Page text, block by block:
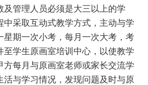
及管理人员必须是大三以上的学
中采取互动式教学方式，主动与学
星期一次小考，每月一次大考，考
至学生原画室培训中心，以使教学
方每月与原画室老师或家长交流学
活与学习情况，发现问题及时与原